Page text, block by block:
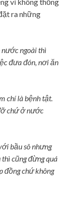
ra những
nước ngoài thì
đưa đón, nơi ăn
chí là bệnh tật.
chứ ở nước
bầu sô nhưng
cũng đừng quá
đồng chứ không